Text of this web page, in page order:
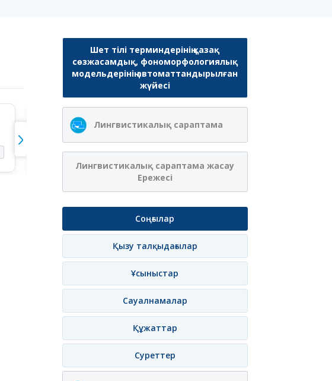
Ақжібек
Нұрланқызы Ахмет
Хабарлама Жазылу
Итеғұлова
Хабарлама Жазылу
Шет тілі терминдерінің қазақ
сөзжасамдық, фономорфологиялық
модельдерінің автоматтандырылған
жүйесі
Лингвистикалық сараптама
Лингвистикалық сараптама жасау
Ережесі
Соңғылар
Қызу талқыдағылар
Ұсыныстар
Сауалнамалар
Құжаттар
Суреттер